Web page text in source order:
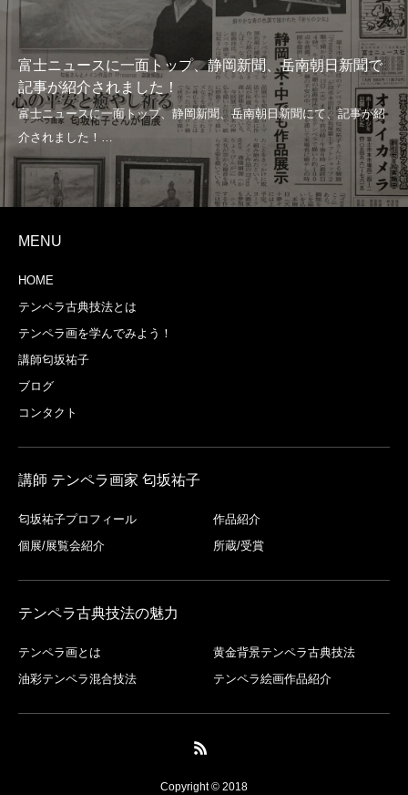
富士ニュースに一面トップ、静岡新聞、岳南朝日新聞で
記事が紹介されました！
MENU
HOME
テンペラ古典技法とは
テンペラ画を学んでみよう！
講師匂坂祐子
ブログ
コンタクト
講師 テンペラ画家 匂坂祐子
匂坂祐子プロフィール
作品紹介
個展/展覧会紹介
所蔵/受賞
テンペラ古典技法の魅力
テンペラ画とは
黄金背景テンペラ古典技法
油彩テンペラ混合技法
テンペラ絵画作品紹介
Copyright © 2018